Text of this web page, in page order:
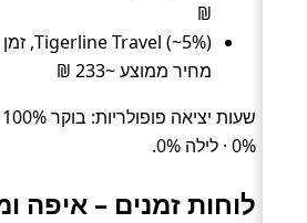
₪
מחיר ממוצע ~233 ₪
0% · לילה 0%.
לוחות זמנים – איפה